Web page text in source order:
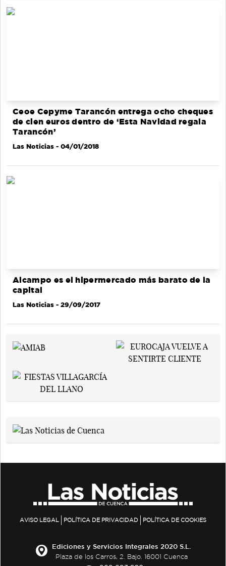
Ceoe Cepyme Tarancón entrega ocho cheques
de cien euros dentro de ‘Esta Navidad regala
Tarancón’
Las Noticias - 04/01/2018
Alcampo es el hipermercado más barato de la
capital
Las Noticias - 29/09/2017
AVISO LEGAL POLÍTICA DE PRIVACIDAD POLÍTICA DE COOKIES
Ediciones y Servicios Integrales 2020 S.L.
Plaza de los Carros, 2. Bajo. 16001 Cuenca